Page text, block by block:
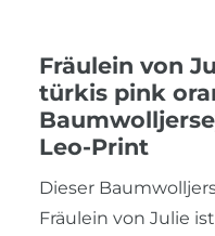
Fräulein von
türkis pink
Leo-Print
Dieser
Fräulein von Julie